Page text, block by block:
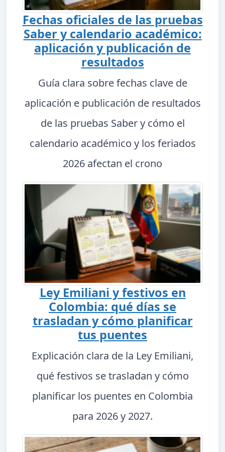
Fechas oficiales de las pruebas
Saber y calendario académico:
aplicación y publicación de
resultados
Guía clara sobre fechas clave de
aplicación e publicación de resultados
de las pruebas Saber y cómo el
calendario académico y los feriados
2026 afectan el crono
Ley Emiliani y festivos en
Colombia: qué días se
trasladan y cómo planificar
tus puentes
Explicación clara de la Ley Emiliani,
qué festivos se trasladan y cómo
planificar los puentes en Colombia
para 2026 y 2027.